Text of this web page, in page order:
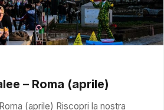
– Roma (aprile)
(aprile) Riscopri la nostra